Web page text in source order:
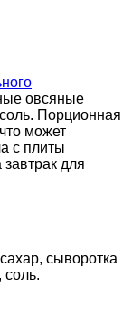
овсяные
Порционная
может
с плиты
для
сыворотка
соль.